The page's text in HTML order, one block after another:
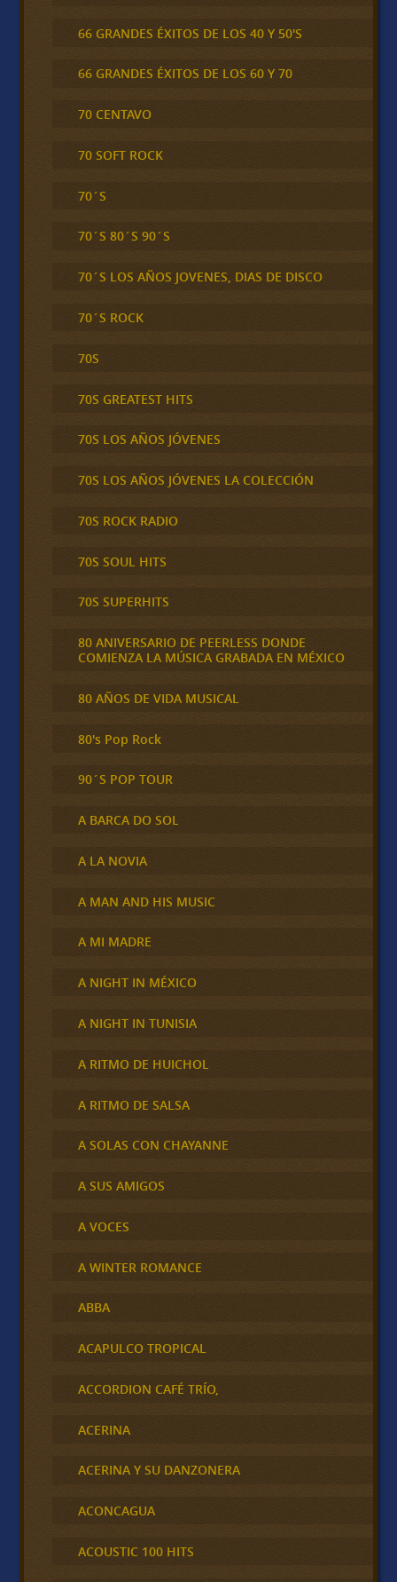
66 GRANDES ÉXITOS DE LOS 40 Y 50'S
66 GRANDES ÉXITOS DE LOS 60 Y 70
70 CENTAVO
70 SOFT ROCK
70´S
70´S 80´S 90´S
70´S LOS AÑOS JOVENES, DIAS DE DISCO
70´S ROCK
70S
70S GREATEST HITS
70S LOS AÑOS JÓVENES
70S LOS AÑOS JÓVENES LA COLECCIÓN
70S ROCK RADIO
70S SOUL HITS
70S SUPERHITS
80 ANIVERSARIO DE PEERLESS DONDE
COMIENZA LA MÚSICA GRABADA EN MÉXICO
80 AÑOS DE VIDA MUSICAL
80's Pop Rock
90´S POP TOUR
A BARCA DO SOL
A LA NOVIA
A MAN AND HIS MUSIC
A MI MADRE
A NIGHT IN MÉXICO
A NIGHT IN TUNISIA
A RITMO DE HUICHOL
A RITMO DE SALSA
A SOLAS CON CHAYANNE
A SUS AMIGOS
A VOCES
A WINTER ROMANCE
ABBA
ACAPULCO TROPICAL
ACCORDION CAFÉ TRÍO,
ACERINA
ACERINA Y SU DANZONERA
ACONCAGUA
ACOUSTIC 100 HITS